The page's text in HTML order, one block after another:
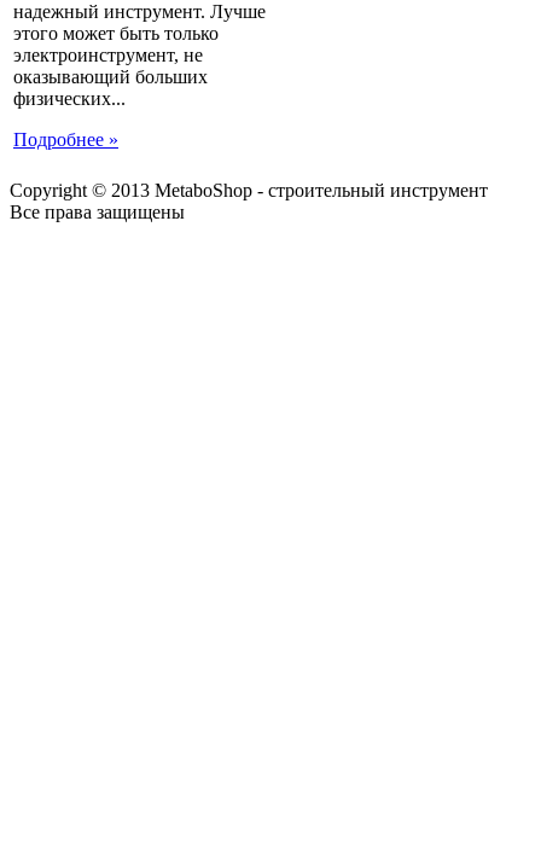
надежный инструмент. Лучше
этого может быть только
электроинструмент, не
оказывающий больших
физических...
Подробнее »
Copyright © 2013 MetaboShop - строительный инструмент
Все права защищены